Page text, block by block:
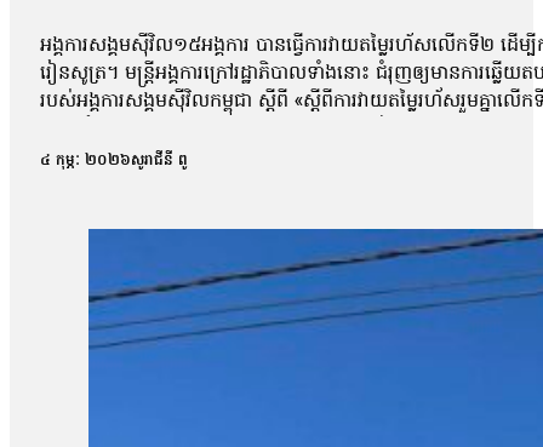
អង្គការសង្គមស៊ីវិល១៥អង្គការ បានធ្វើការវាយតម្លៃរហ័សលើកទី២
រៀនសូត្រ។ មន្ត្រីអង្គការក្រៅរដ្ឋាភិបាលទាំងនោះ ជំរុញឲ្យមានការ
របស់អង្គការសង្គមស៊ីវិលកម្ពុជា ស្តីពី «ស្តីពីការវាយតម្លៃរហ័សរួមគ្នាលើ
សុខភាព បរិស្ថាន វប្បធម៌ និងអធិបតេយ្យភាពកម្ពុជា ដើម្បីគាំទ្រដល់កា
ខ្វះសាលារៀនបានសមរម្យពាក់ព័ន្ធនឹង អាកាសធាតុថាសុខភាពរបស់
ភាព និងបរិយាកាសសិក្សាមិនសមរម្យ ដោយសារកន្លែងស្នាក់នៅ និងទី
និងអារម្មណ៍អវិជ្ជមាន ដែលត្រូវការការគាំទ្របន្ទាន់។ លោកលើកឡើងថ
សំណូមពររបស់សង្គមជាតិហើយគឺបង្កើតនូវសាលាបណ្ដោះអាសន្ន។ ប៉ុន្ដ
និងមានអាហារូបត្ថម្ភបន្ថែមនៅក្នុងពេលសិក្សា ការងារនេះគឺអាច
៤ កុម្ភៈ ២០២៦សូរាជីនី ពូ